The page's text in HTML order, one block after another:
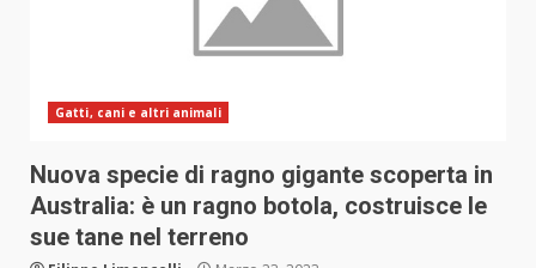
Gatti, cani e altri animali
Nuova specie di ragno gigante scoperta in
Australia: è un ragno botola, costruisce le
sue tane nel terreno